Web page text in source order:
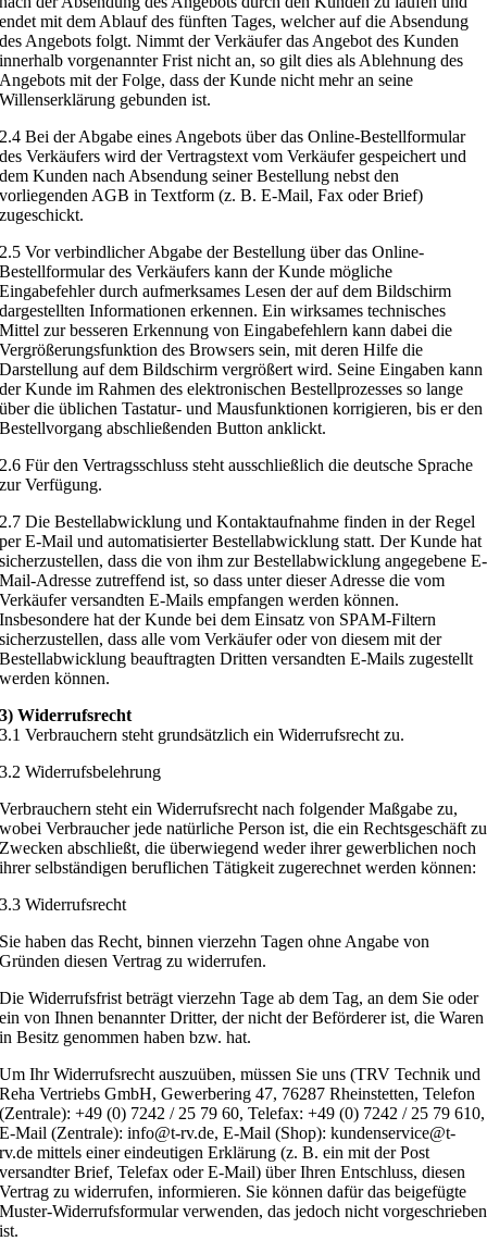
endet mit dem Ablauf des fünften Tages, welcher auf die Absendung
des Angebots folgt. Nimmt der Verkäufer das Angebot des Kunden
innerhalb vorgenannter Frist nicht an, so gilt dies als Ablehnung des
Angebots mit der Folge, dass der Kunde nicht mehr an seine
Willenserklärung gebunden ist.
2.4 Bei der Abgabe eines Angebots über das Online-Bestellformular
des Verkäufers wird der Vertragstext vom Verkäufer gespeichert und
dem Kunden nach Absendung seiner Bestellung nebst den
vorliegenden AGB in Textform (z. B. E-Mail, Fax oder Brief)
zugeschickt.
2.5 Vor verbindlicher Abgabe der Bestellung über das Online-
Bestellformular des Verkäufers kann der Kunde mögliche
Eingabefehler durch aufmerksames Lesen der auf dem Bildschirm
dargestellten Informationen erkennen. Ein wirksames technisches
Mittel zur besseren Erkennung von Eingabefehlern kann dabei die
Vergrößerungsfunktion des Browsers sein, mit deren Hilfe die
Darstellung auf dem Bildschirm vergrößert wird. Seine Eingaben kann
der Kunde im Rahmen des elektronischen Bestellprozesses so lange
über die üblichen Tastatur- und Mausfunktionen korrigieren, bis er den
Bestellvorgang abschließenden Button anklickt.
2.6 Für den Vertragsschluss steht ausschließlich die deutsche Sprache
zur Verfügung.
2.7 Die Bestellabwicklung und Kontaktaufnahme finden in der Regel
per E-Mail und automatisierter Bestellabwicklung statt. Der Kunde hat
sicherzustellen, dass die von ihm zur Bestellabwicklung angegebene E-
Mail-Adresse zutreffend ist, so dass unter dieser Adresse die vom
Verkäufer versandten E-Mails empfangen werden können.
Insbesondere hat der Kunde bei dem Einsatz von SPAM-Filtern
sicherzustellen, dass alle vom Verkäufer oder von diesem mit der
Bestellabwicklung beauftragten Dritten versandten E-Mails zugestellt
werden können.
3) Widerrufsrecht
3.1 Verbrauchern steht grundsätzlich ein Widerrufsrecht zu.
3.2 Widerrufsbelehrung
Verbrauchern steht ein Widerrufsrecht nach folgender Maßgabe zu,
wobei Verbraucher jede natürliche Person ist, die ein Rechtsgeschäft zu
Zwecken abschließt, die überwiegend weder ihrer gewerblichen noch
ihrer selbständigen beruflichen Tätigkeit zugerechnet werden können:
3.3 Widerrufsrecht
Sie haben das Recht, binnen vierzehn Tagen ohne Angabe von
Gründen diesen Vertrag zu widerrufen.
Die Widerrufsfrist beträgt vierzehn Tage ab dem Tag, an dem Sie oder
ein von Ihnen benannter Dritter, der nicht der Beförderer ist, die Waren
in Besitz genommen haben bzw. hat.
Um Ihr Widerrufsrecht auszuüben, müssen Sie uns (TRV Technik und
Reha Vertriebs GmbH, Gewerbering 47, 76287 Rheinstetten, Telefon
(Zentrale): +49 (0) 7242 / 25 79 60, Telefax: +49 (0) 7242 / 25 79 610,
E-Mail (Zentrale): info@t-rv.de, E-Mail (Shop): kundenservice@t-
rv.de mittels einer eindeutigen Erklärung (z. B. ein mit der Post
versandter Brief, Telefax oder E-Mail) über Ihren Entschluss, diesen
Vertrag zu widerrufen, informieren. Sie können dafür das beigefügte
Muster-Widerrufsformular verwenden, das jedoch nicht vorgeschrieben
ist.